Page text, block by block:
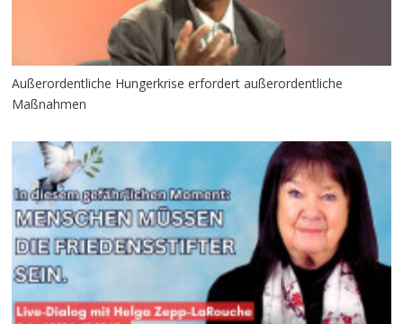
Außerordentliche Hungerkrise erfordert außerordentliche
Maßnahmen